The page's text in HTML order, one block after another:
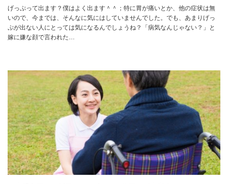
げっぷって出ます？僕はよく出ます＾＾；特に胃が痛いとか、他の症状は無
いので、今までは、そんなに気にはしていませんでした。でも、あまりげっ
ぷが出ない人にとっては気になるんでしょうね？「病気なんじゃない？」と
嫁に嫌な顔で言われた…